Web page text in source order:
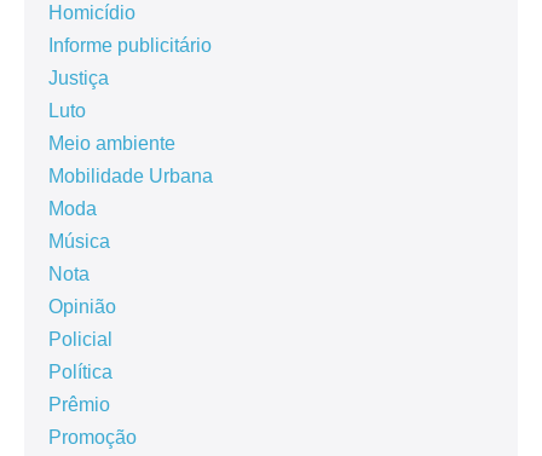
Homicídio
Informe publicitário
Justiça
Luto
Meio ambiente
Mobilidade Urbana
Moda
Música
Nota
Opinião
Policial
Política
Prêmio
Promoção